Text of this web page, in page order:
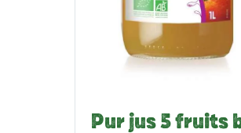
Pur jus 5 fruits